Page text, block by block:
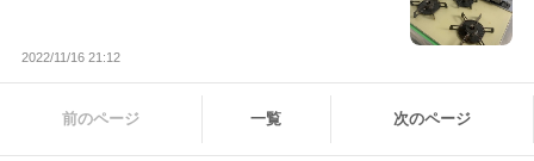
2022/11/16 21:12
前のページ 一覧 次のページ